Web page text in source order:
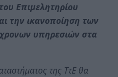
Επιμελητηρίου
την ικανοποίηση των
υπηρεσιών στα
της ΤτΕ θα